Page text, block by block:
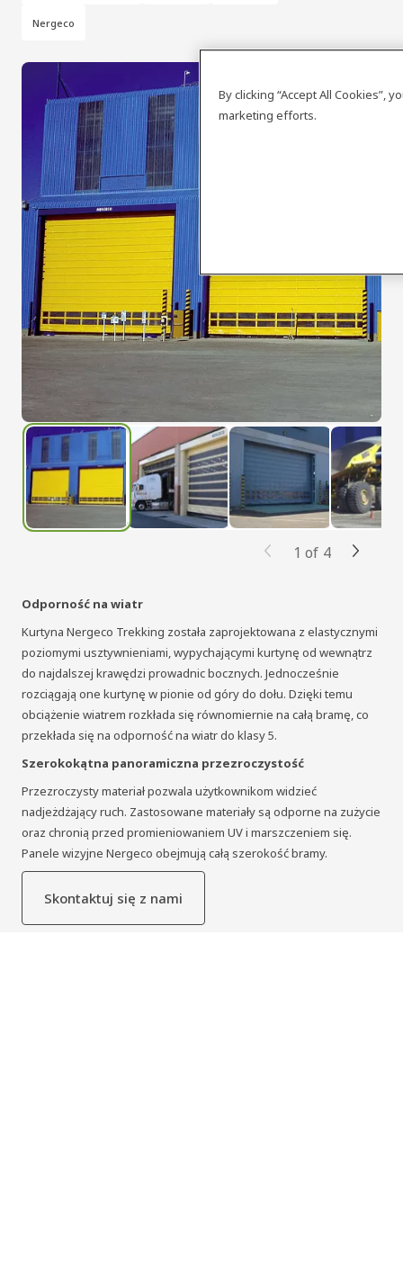
Nergeco
Odporność na wiatr
Kurtyna Nergeco Trekking została zaprojektowana z elastycznymi
poziomymi usztywnieniami, wypychającymi kurtynę od wewnątrz
do najdalszej krawędzi prowadnic bocznych. Jednocześnie
rozciągają one kurtynę w pionie od góry do dołu. Dzięki temu
obciążenie wiatrem rozkłada się równomiernie na całą bramę, co
przekłada się na odporność na wiatr do klasy 5.
Szerokokątna panoramiczna przezroczystość
Przezroczysty materiał pozwala użytkownikom widzieć
nadjeżdżający ruch. Zastosowane materiały są odporne na zużycie
oraz chronią przed promieniowaniem UV i marszczeniem się.
Panele wizyjne Nergeco obejmują całą szerokość bramy.
Skontaktuj się z nami
1 of 4
By clicking “Accept All Cookies”,
marketing efforts.